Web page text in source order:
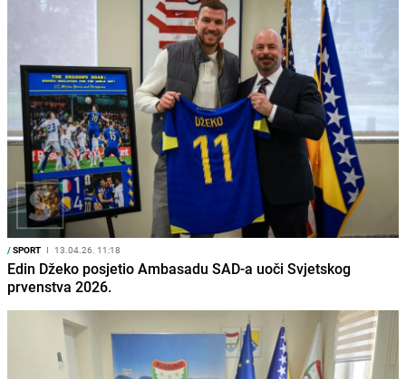
/SPORT I 13.04.26. 11:18
Edin Džeko posjetio Ambasadu SAD-a uoči Svjetskog
prvenstva 2026.